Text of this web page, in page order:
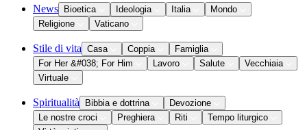
News Bioetica Ideologia Italia
Mondo
Religione
Vaticano
Stile di vita Casa Coppia
Famiglia
For Her &#038; For Him
Lavoro Salute
Vecchiaia
Virtuale
Spiritualità Bibbia e dottrina
Devozione
Le nostre croci
Preghiera Riti
Tempo liturgico